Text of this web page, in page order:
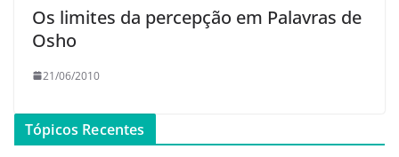
Os limites da percepção em Palavras de
Osho
21/06/2010
Tópicos Recentes